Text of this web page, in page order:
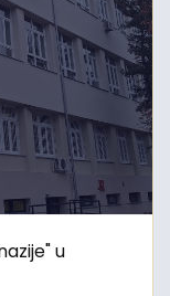
u